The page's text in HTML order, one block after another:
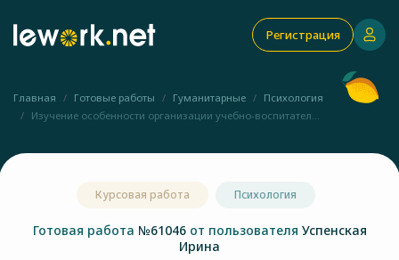
Регистрация
Главная Готовые работы Гуманитарные
Психология
Изучение особенности организации учебно-воспитател...
Курсовая работа Психология
Готовая работа №61046 от пользователя Успенская
Ирина